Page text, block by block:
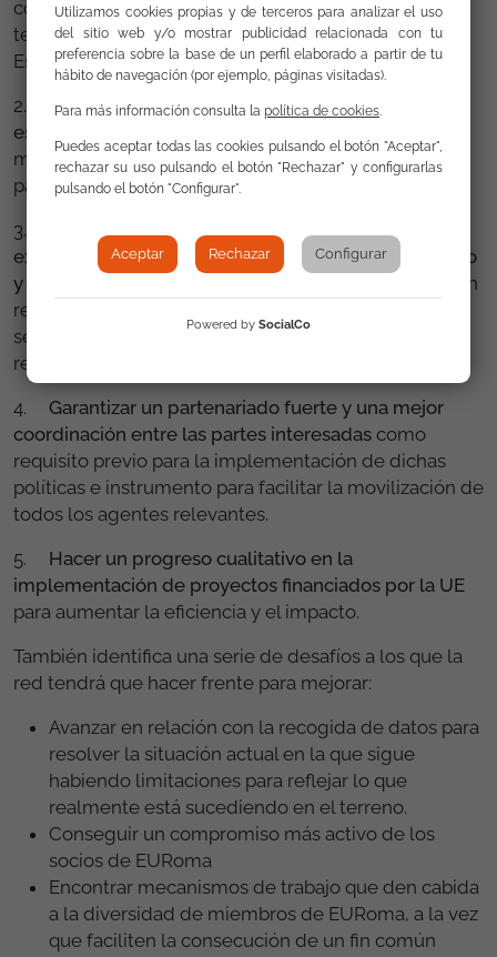
consigan resultados sostenibles a largo plazo y que
tengan su reflejo en iniciativas locales en otros
Estados miembros.
2.
Incluir en los programas operativos “actuaciones
específicas pero no exclusivas”
más amplio de incorporar transversalmente la
participación de la población gitana en la sociedad.
3.
Mejorar significativamente las medidas
existentes, así como los mecanismos de seguimiento
y evaluación.
En este sentido, es necesario trabajar en
relación con la recogida de datos étnicos, el
seguimiento y la evaluación y la información y
responsabilidad.
4. Garantizar un partenariado fuerte y una mejor
coordinación entre las partes interesadas como
requisito previo para la implementación de dichas
políticas e instrumento para facilitar la movilización de
todos los agentes relevantes.
5. Hacer un progreso cualitativo en la
implementación de proyectos financiados por la UE
para aumentar la eficiencia y el impacto.
También identifica una serie de desafíos a los que la
red tendrá que hacer frente para mejorar:
Avanzar en relación con la recogida de datos para
resolver la situación actual en la que sigue
habiendo limitaciones para reflejar lo que
realmente está sucediendo en el terreno.
Conseguir un compromiso más activo de los
socios de EURoma
Encontrar mecanismos de trabajo que den cabida
a la diversidad de miembros de EURoma, a la vez
que faciliten la consecución de un fin común
Utilizamos cookies propias y de terceros para analizar el uso
del sitio web y/o mostrar publicidad relacionada con tu
preferencia sobre la base de un perfil elaborado a partir de tu
hábito de navegación (por ejemplo, páginas visitadas).
Para más información consulta la política de cookies
Puedes aceptar todas las cookies pulsando el botón "Aceptar",
rechazar su uso pulsando el botón "Rechazar" y configurarlas
pulsando el botón "Configurar".
Aceptar Rechazar Configurar
Powered by SocialCo